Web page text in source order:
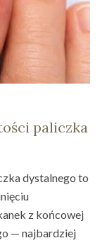
paliczka
dystalnego to
z końcowej
— najbardziej